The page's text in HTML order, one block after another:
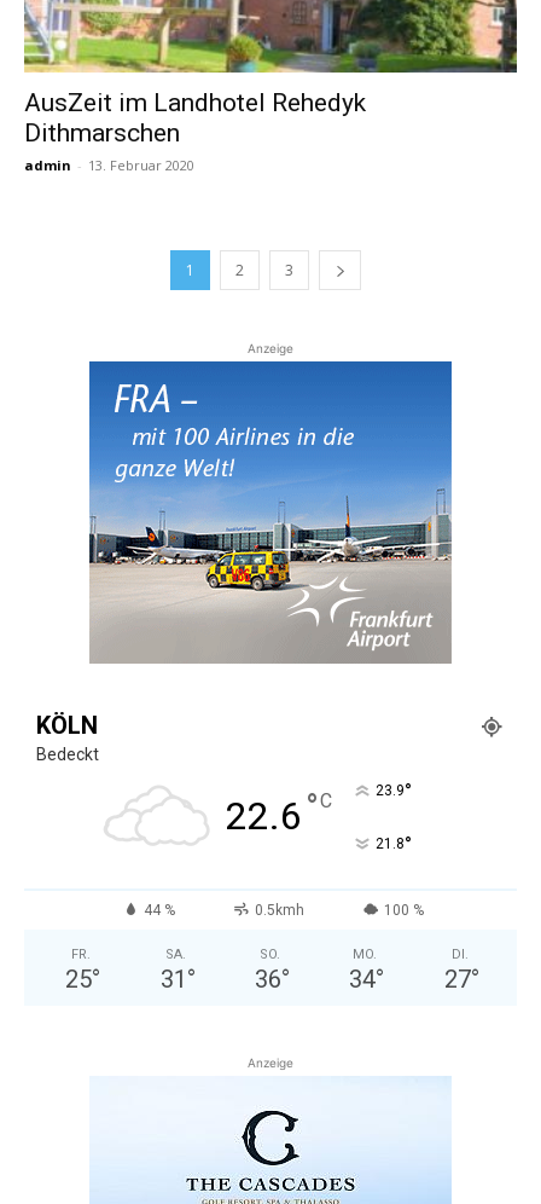
AusZeit im Landhotel Rehedyk
Dithmarschen
admin - 13. Februar 2020
1 2 3
Anzeige
KÖLN
Bedeckt
22.6 °C 23.9°
21.8°
44 % 0.5kmh 100 %
FR.
25°
SA.
31 °
SO.
36°
MO.
34°
DI.
27°
Anzeige